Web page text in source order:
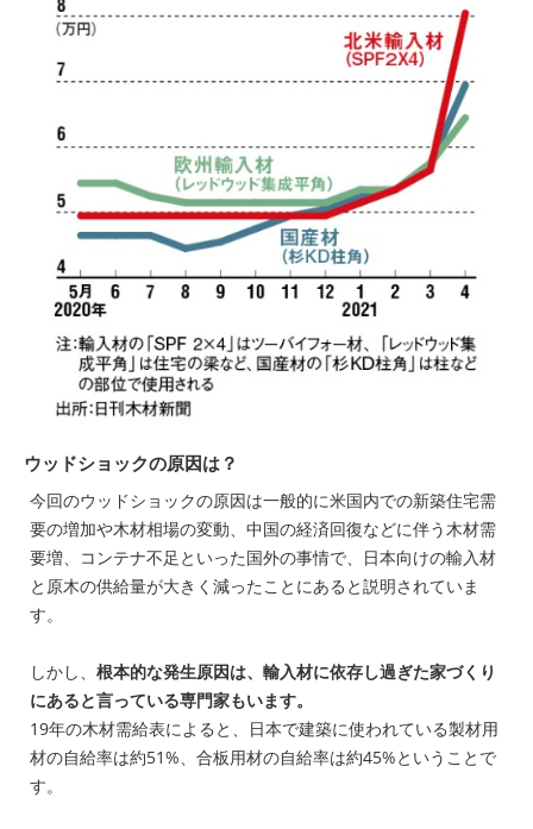
ウッドショックの原因は？
今回のウッドショックの原因は一般的に米国内での新築住宅需
要の増加や木材相場の変動、中国の経済回復などに伴う木材需
要増、コンテナ不足といった国外の事情で、日本向けの輸入材
と原木の供給量が大きく減ったことにあると説明されていま
す。
しかし、 根本的な発生原因は、輸入材に依存し過ぎた家づくり
にあると言っている専門家もいます。
19年の木材需給表によると、日本で建築に使われている製材用
材の自給率は約51%、合板用材の自給率は約45%ということで
す。